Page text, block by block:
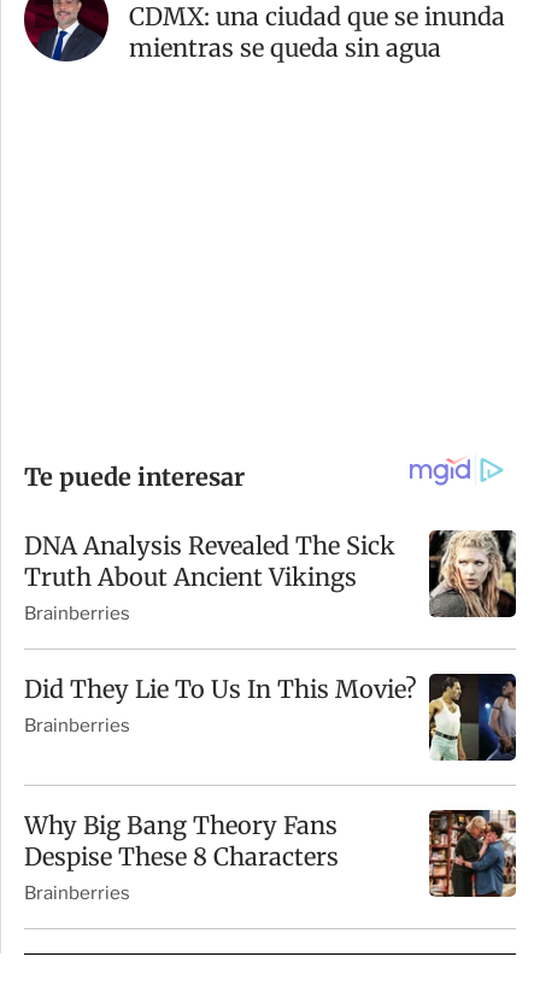
CDMX: una ciudad que se inunda
mientras se queda sin agua